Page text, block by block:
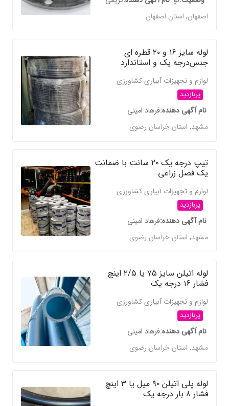
اصفهان,استان اصفهان
لوله سایز ۱۶ و ۲۰ قطره ای
جنس‌درجه یک و استاندارد
لوازم و تجهیزات آبیاری کشاورزی
پربازدید
نام آگهی دهندهفرهاد امینی
مشهد,استان خراسان رضوی
تیپ درجه یک ۲۰ سانت با ضمانت
یک فصل زراعی
لوازم و تجهیزات آبیاری کشاورزی
پربازدید
نام آگهی دهندهفرهاد امینی
مشهد,استان خراسان رضوی
لوله اتیلن سایز ۷۵ یا ۲/۵ اینچ
فشار ۱۶ درجه یک
لوازم و تجهیزات آبیاری کشاورزی
پربازدید
نام آگهی دهندهفرهاد امینی
مشهد,استان خراسان رضوی
لوله پلی اتیلن ۹۰ میل یا ۳ اینچ
فشار ۸ بار درجه یک